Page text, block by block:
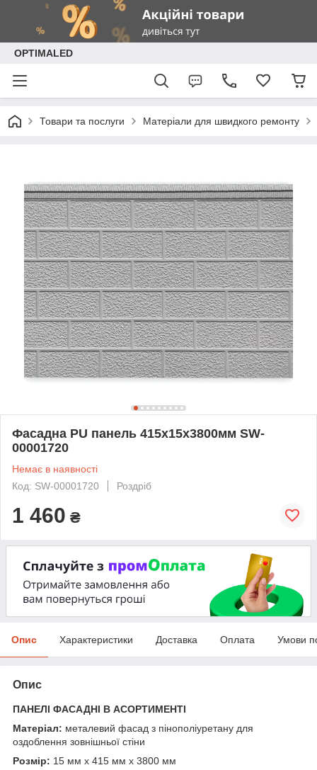
OPTIMALED
Товари та послуги Матеріали для швидкого ремонту
Фасадна PU панель 415х15х3800мм SW-
00001720
Немає в наявності
Код: SW-00001720
Роздріб
1 460 ₴
Опис Характеристики Доставка Оплата Умови
Опис
ПАНЕЛІ ФАСАДНІ В АСОРТИМЕНТІ
Матеріал: металевий фасад з пінополіуретану для
оздоблення зовнішньої стіни
Розмір: 15 мм x 415 мм x 3800 мм